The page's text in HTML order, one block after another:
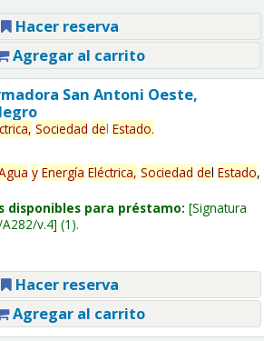
Hacer reserva
Agregar al carrito
San Antoni Oeste,
Sociedad del Estado.
y Energía Eléctrica, Sociedad del Estado,
disponibles para préstamo: Signatura
v.4 (1).
Hacer reserva
Agregar al carrito